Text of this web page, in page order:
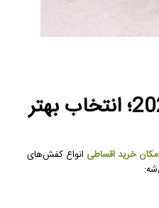
خرید اقساطی 2026؛ انتخاب بهتر
خرید اقساطی انواع کفش‌های